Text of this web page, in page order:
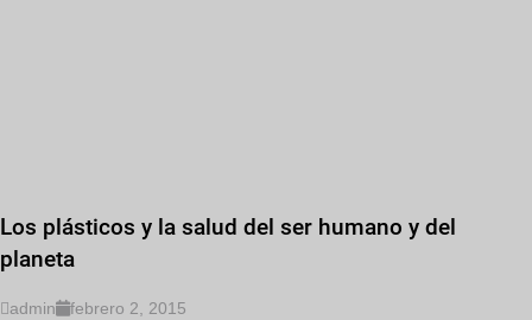
Los plásticos y la salud del ser humano y del
planeta
admin febrero 2, 2015